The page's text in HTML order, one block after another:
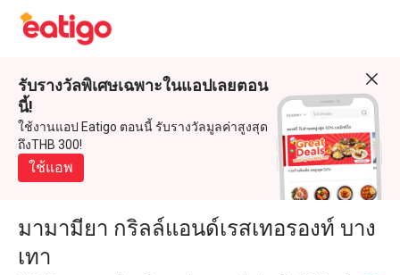
รับรางวัลพิเศษเฉพาะในแอปเลยตอน
นี้!
ใช้งานแอป Eatigo ตอนนี้ รับรางวัลมูลค่าสูงสุด
ถึงTHB 300!
ใช้แอพ
มามามียา กริลล์แอนด์เรสเทอรองท์ บาง
เทา